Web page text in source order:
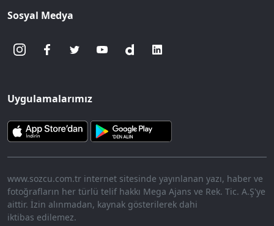
Sosyal Medya
Uygulamalarımız
www.sozcu.com.tr internet sitesinde yayınlanan yazı, haber ve
fotoğrafların her türlü telif hakkı Mega Ajans ve Rek. Tic. A.Ş'ye
aittir. İzin alınmadan, kaynak gösterilerek dahi
iktibas edilemez.